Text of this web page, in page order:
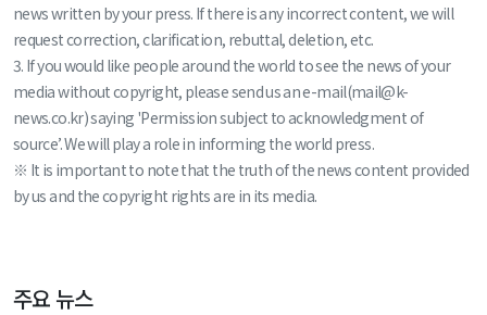
news written by your press. If there is any incorrect content, we will
request correction, clarification, rebuttal, deletion, etc.
3. If you would like people around the world to see the news of your
media without copyright, please send us an e-mail(mail@k-
news.co.kr) saying 'Permission subject to acknowledgment of
source’. We will play a role in informing the world press.
※ It is important to note that the truth of the news content provided
by us and the copyright rights are in its media.
주요 뉴스